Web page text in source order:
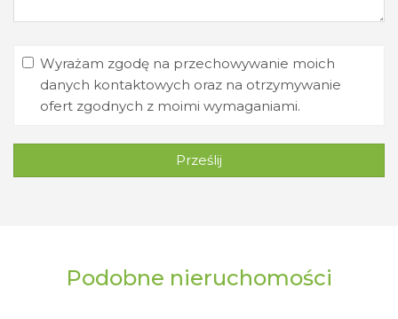
Wyrażam zgodę na przechowywanie moich
danych kontaktowych oraz na otrzymywanie
ofert zgodnych z moimi wymaganiami.
Prześlij
Podobne nieruchomości